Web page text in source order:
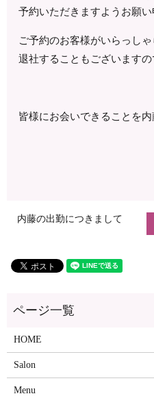
予約いただきますようお願い
ご予約のお客様がいらっし
退社することもございますの
皆様にお会いできることを
内藤の出勤につきまして
HOME
Salon
Menu